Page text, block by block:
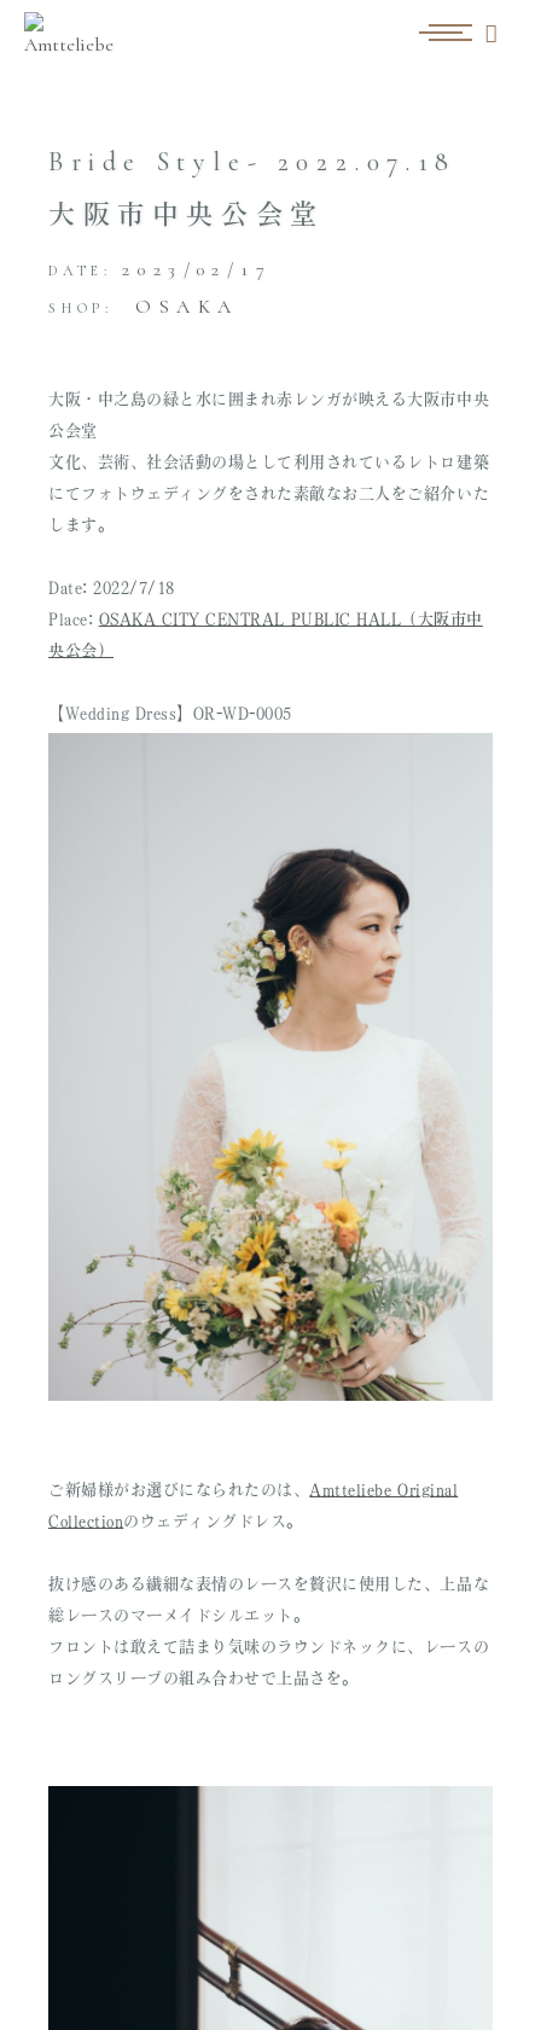
Bride Style- 2022.07.18
大阪市中央公会堂
DATE: 2023/02/17
SHOP: OSAKA
大阪・中之島の緑と水に囲まれ赤レンガが映える大阪市中央
公会堂
文化、芸術、社会活動の場として利用されているレトロ建築
にてフォトウェディングをされた素敵なお二人をご紹介いた
します。
Date: 2022/7/18
Place: OSAKA CITY CENTRAL PUBLIC HALL（大阪市中
央公会）
【Wedding Dress】OR-WD-0005
ご新婦様がお選びになられたのは、 Amtteliebe Original
Collectionのウェディングドレス。
抜け感のある繊細な表情のレースを贅沢に使用した、上品な
総レースのマーメイドシルエット。
フロントは敢えて詰まり気味のラウンドネックに、レースの
ロングスリーブの組み合わせで上品さを。